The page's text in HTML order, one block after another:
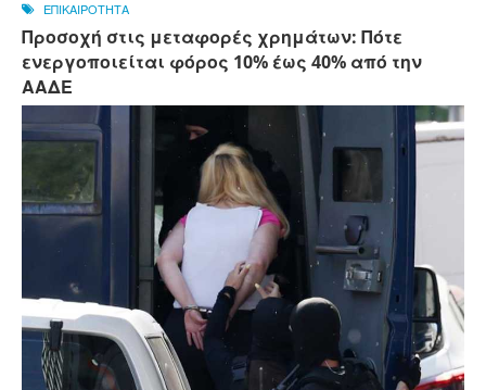
ΕΠΙΚΑΙΡΟΤΗΤΑ
Προσοχή στις μεταφορές χρημάτων: Πότε
ενεργοποιείται φόρος 10% έως 40% από την
ΑΑΔΕ